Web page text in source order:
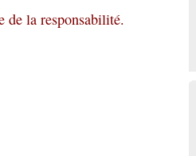
de la responsabilité.